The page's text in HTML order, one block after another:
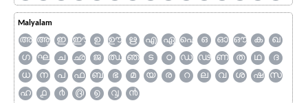
Malyalam
അ ആ ഇ ഈ ഉ ഊ ഋ എ ഏ ഐ ഒ ഓ ഔ ക
ഖ
ഗ
ഘ ച ഛ ജ ഝ ഞ ട ഠ ഡ ഢ ണ ത ഥ
ദ
ധ
ന പ ഫ ബ ഭ മ യ ര റ ല വ ശ ഷ
സ
ഹ
൧ ൪ ൫ ൭ ൮ ൯